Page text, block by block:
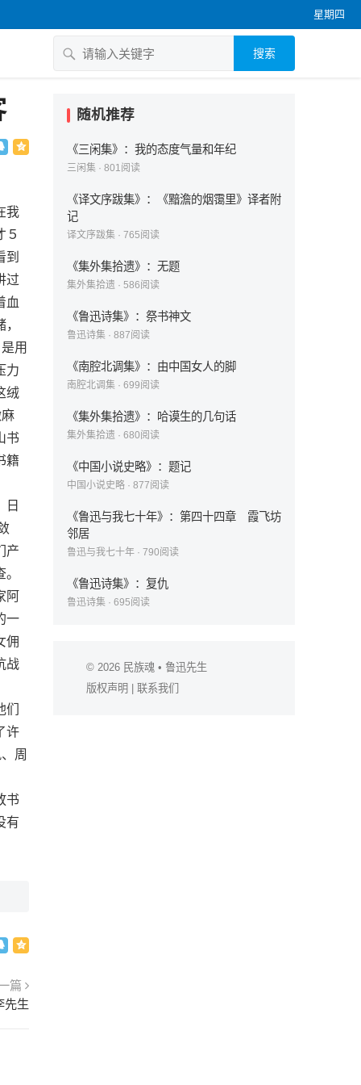
星期四
搜索
我
５
到
过
血
用
力
绒
书
籍
日
产
阿
一
佣
战
许
周
书
有
篇
先生
随机推荐
《三闲集》：我的态度气量和年纪
三闲集 · 801阅读
《译文序跋集》：《黯澹的烟霭里》译者附
记
译文序跋集 · 765阅读
《集外集拾遗》：无题
集外集拾遗 · 586阅读
《鲁迅诗集》：祭书神文
鲁迅诗集 · 887阅读
《南腔北调集》：由中国女人的脚
南腔北调集 · 699阅读
《集外集拾遗》：哈谟生的几句话
集外集拾遗 · 680阅读
《中国小说史略》：题记
中国小说史略 · 877阅读
《鲁迅与我七十年》：第四十四章 霞飞坊
邻居
鲁迅与我七十年 · 790阅读
《鲁迅诗集》：复仇
鲁迅诗集 · 695阅读
© 2026 民族魂 • 鲁迅先生
版权声明
联系我们